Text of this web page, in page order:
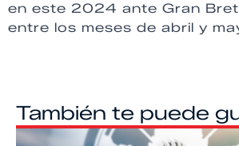
en este 2024 ante Gran
entre los meses de abril y
También te puede